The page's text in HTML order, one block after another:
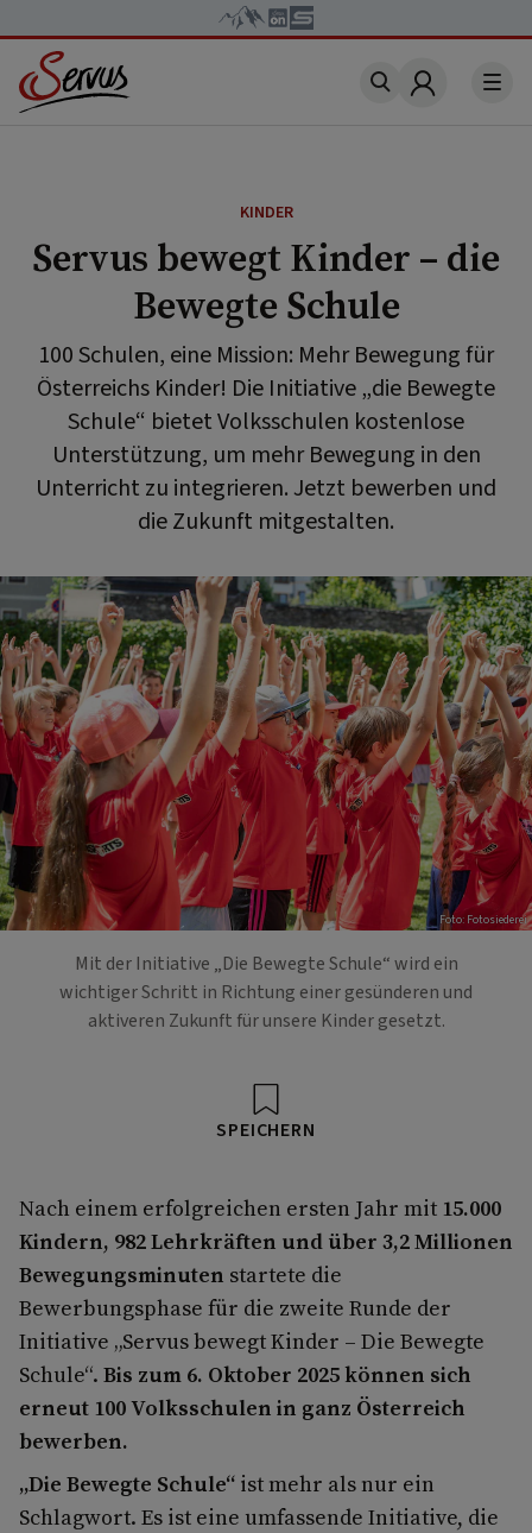
Account
KINDER
Servus bewegt Kinder – die
Bewegte Schule
100 Schulen, eine Mission: Mehr Bewegung für
Österreichs Kinder! Die Initiative „die Bewegte
Schule“ bietet Volksschulen kostenlose
Unterstützung, um mehr Bewegung in den
Unterricht zu integrieren. Jetzt bewerben und
die Zukunft mitgestalten.
Foto: Fotosiederei
Mit der Initiative „Die Bewegte Schule“ wird ein
wichtiger Schritt in Richtung einer gesünderen und
aktiveren Zukunft für unsere Kinder gesetzt.
SPEICHERN
Nach einem erfolgreichen ersten Jahr mit 15.000
Kindern, 982 Lehrkräften und über 3,2 Millionen
Bewegungsminuten startete die
Bewerbungsphase für die zweite Runde der
Initiative „Servus bewegt Kinder – Die Bewegte
Schule“. Bis zum 6. Oktober 2025 können sich
erneut 100 Volksschulen in ganz Österreich
bewerben.
„Die Bewegte Schule“ ist mehr als nur ein
Schlagwort. Es ist eine umfassende Initiative, die